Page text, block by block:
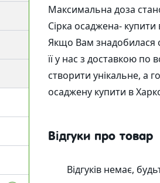
Максимальна доза
Сірка осаджена- купити
Якщо Вам знадобилася
її у нас з доставкою по
створити унікальне, а
осаджену купити в
Відгуки про товар
Відгуків немає,